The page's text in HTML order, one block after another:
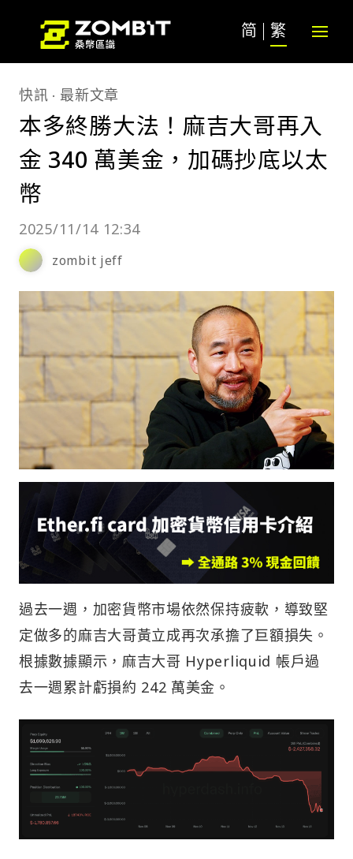
简 繁
快訊 最新文章
本多終勝大法！麻吉大哥再入
金 340 萬美金，加碼抄底以太
幣
2025/11/14 12:34
zombit jeff
過去一週，加密貨幣市場依然保持疲軟，導致堅
定做多的麻吉大哥黃立成再次承擔了巨額損失。
根據數據顯示，麻吉大哥 Hyperliquid 帳戶過
去一週累計虧損約 242 萬美金。